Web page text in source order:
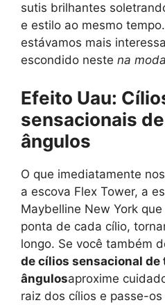
sutis brilhantes
e estilo ao mesmo
estávamos mais
escondido neste na moda
Efeito Uau:
sensacionais
ângulos
O que imediatamente
a escova Flex Tower, a
Maybelline New York
ponta de cada cílio,
longo. Se você também
de cílios sensacional de
ângulosaproxime
raiz dos cílios e passe-